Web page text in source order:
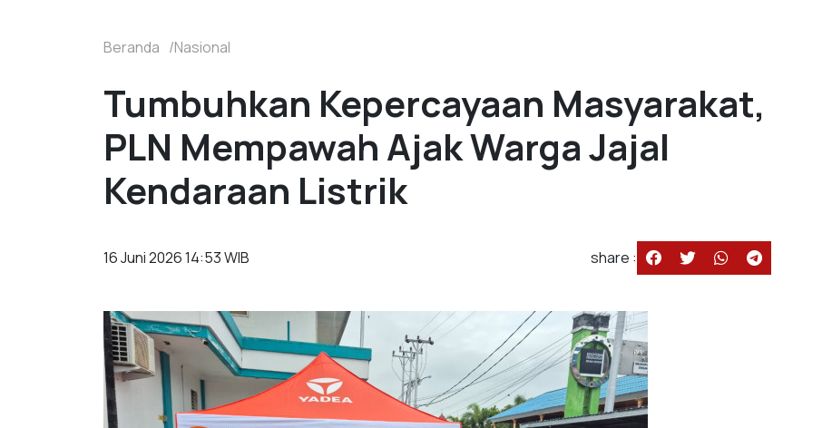
Beranda Nasional
Tumbuhkan Kepercayaan Masyarakat,
PLN Mempawah Ajak Warga Jajal
Kendaraan Listrik
16 Juni 2026 14:53 WIB share :